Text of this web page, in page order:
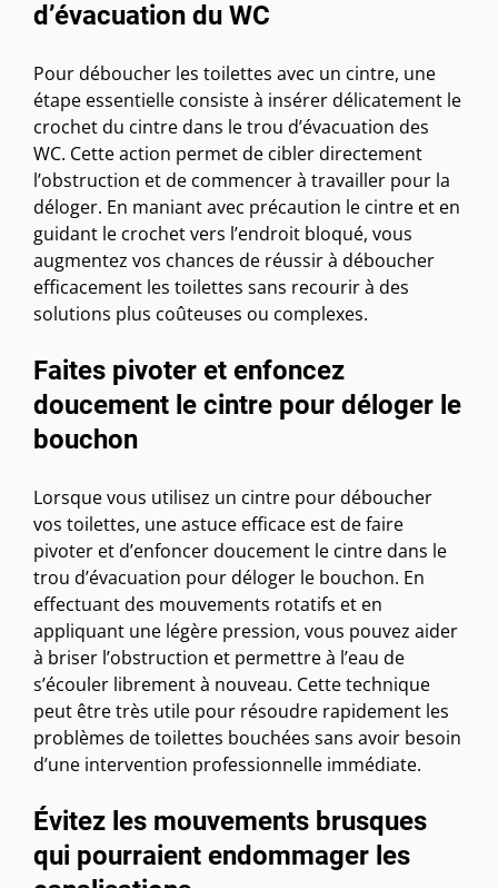
d’évacuation du WC
Pour déboucher les toilettes avec un cintre, une
étape essentielle consiste à insérer délicatement le
crochet du cintre dans le trou d’évacuation des
WC. Cette action permet de cibler directement
l’obstruction et de commencer à travailler pour la
déloger. En maniant avec précaution le cintre et en
guidant le crochet vers l’endroit bloqué, vous
augmentez vos chances de réussir à déboucher
efficacement les toilettes sans recourir à des
solutions plus coûteuses ou complexes.
Faites pivoter et enfoncez
doucement le cintre pour déloger le
bouchon
Lorsque vous utilisez un cintre pour déboucher
vos toilettes, une astuce efficace est de faire
pivoter et d’enfoncer doucement le cintre dans le
trou d’évacuation pour déloger le bouchon. En
effectuant des mouvements rotatifs et en
appliquant une légère pression, vous pouvez aider
à briser l’obstruction et permettre à l’eau de
s’écouler librement à nouveau. Cette technique
peut être très utile pour résoudre rapidement les
problèmes de toilettes bouchées sans avoir besoin
d’une intervention professionnelle immédiate.
Évitez les mouvements brusques
qui pourraient endommager les